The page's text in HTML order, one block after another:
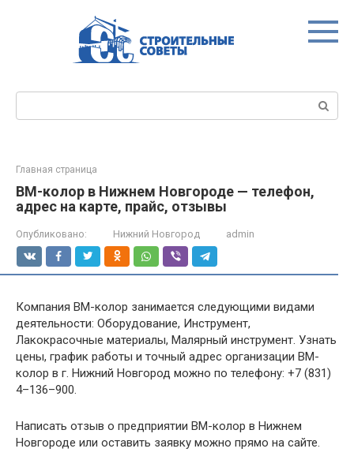
Главная страница
ВМ-колор в Нижнем Новгороде — телефон,
адрес на карте, прайс, отзывы
Опубликовано: Нижний Новгород admin
Компания ВМ-колор занимается следующими видами
деятельности: Оборудование, Инструмент,
Лакокрасочные материалы, Малярный инструмент. Узнать
цены, график работы и точный адрес организации ВМ-
колор в г. Нижний Новгород можно по телефону: +7 (831)
4–136–900.
Написать отзыв о предприятии ВМ-колор в Нижнем
Новгороде или оставить заявку можно прямо на сайте.